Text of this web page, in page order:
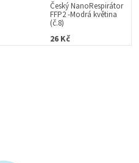
Český NanoRespirátor
FFP2 -Modrá květina
(č.8)
26 Kč